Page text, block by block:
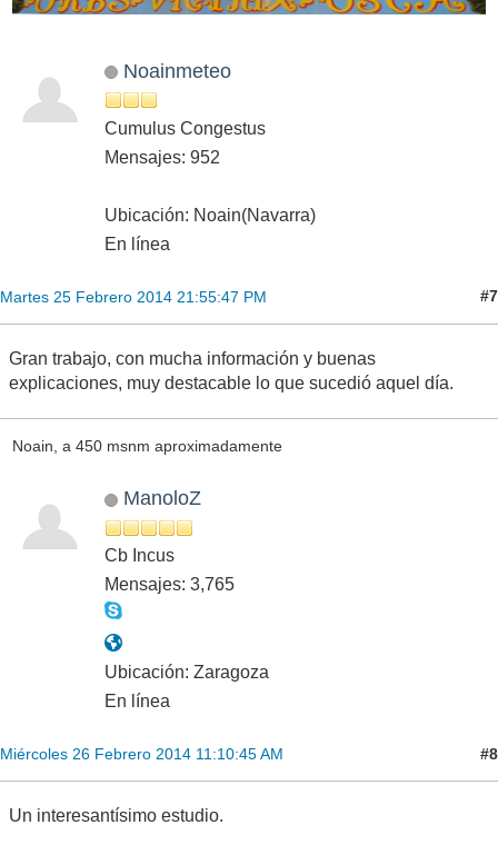
Noainmeteo
Cumulus Congestus
Mensajes: 952
Ubicación: Noain(Navarra)
En línea
Martes 25 Febrero 2014 21:55:47 PM #7
Gran trabajo, con mucha información y buenas
explicaciones, muy destacable lo que sucedió aquel día.
Noain, a 450 msnm aproximadamente
ManoloZ
Cb Incus
Mensajes: 3,765
Ubicación: Zaragoza
En línea
Miércoles 26 Febrero 2014 11:10:45 AM #8
Un interesantísimo estudio.